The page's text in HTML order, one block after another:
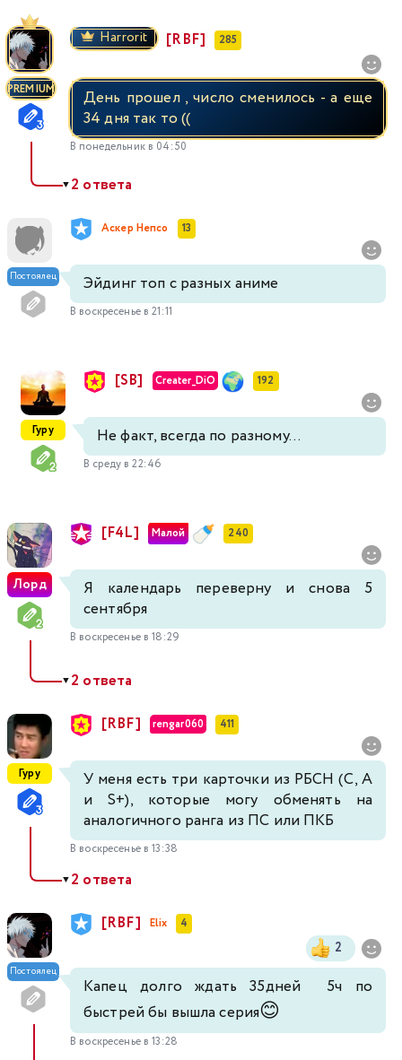
PREMIUM
Harrorit [RBF] 285
День прошел , число сменилось - а еще
34 дня так то ((
В понедельник в 04:50
▼2 ответа
Постоялец
Аскер Непсо 13
Эйдинг топ с разных аниме
В воскресенье в 21:11
Гуру
[SB] Creater_DiO 192
Не факт, всегда по разному...
В среду в 22:46
Лорд
[F4L] Малой 240
Я календарь переверну и снова 5
сентября
В воскресенье в 18:29
▼2 ответа
Гуру
[RBF] rengar060 411
У меня есть три карточки из РБСН (С, А
и S+), которые могу обменять на
аналогичного ранга из ПС или ПКБ
В воскресенье в 13:38
▼2 ответа
Постоялец
[RBF] Elix 4
2
Капец долго ждать 35дней 5ч по
быстрей бы вышла серия😊
В воскресенье в 13:28